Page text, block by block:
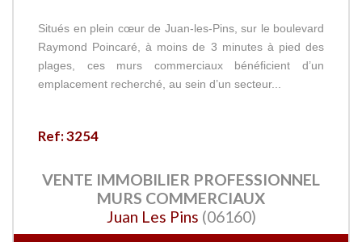
Situés en plein cœur de Juan-les-Pins, sur le boulevard
Raymond Poincaré, à moins de 3 minutes à pied des
plages, ces murs commerciaux bénéficient d’un
emplacement recherché, au sein d’un secteur...
Ref: 3254
VENTE IMMOBILIER PROFESSIONNEL
MURS COMMERCIAUX
Juan Les Pins (06160)